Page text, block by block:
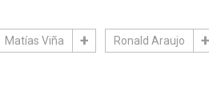
Matías Viña Ronald Araujo